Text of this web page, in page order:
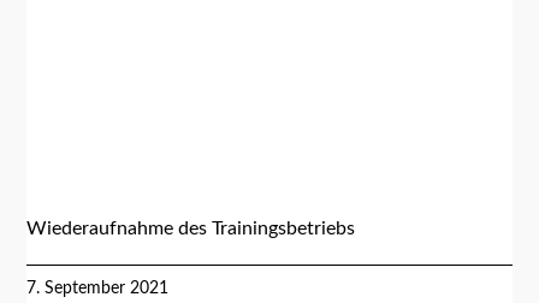
Wiederaufnahme des Trainingsbetriebs
7. September 2021